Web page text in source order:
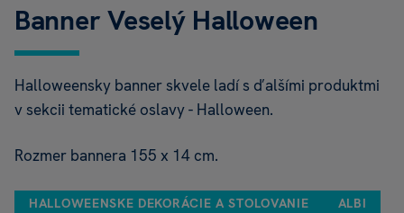
Banner Veselý Halloween
Halloweensky banner skvele ladí s ďalšími produktmi
v sekcii tematické oslavy - Halloween.
Rozmer bannera 155 x 14 cm.
HALLOWEENSKE DEKORÁCIE A STOLOVANIE ALBI